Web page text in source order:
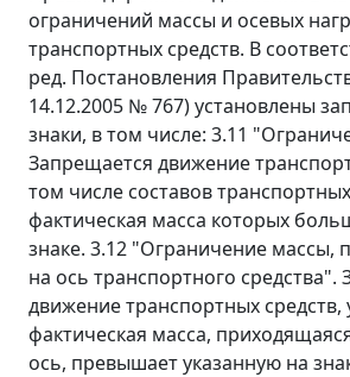
ограничений массы и осевых
транспортных средств. В
ред. Постановления
14.12.2005 № 767) установлены
знаки, в том числе: 3.11
Запрещается движение
том числе составов
фактическая масса которых
знаке. 3.12 "Ограничение массы,
на ось транспортного средства".
движение транспортных средств,
фактическая масса,
ось, превышает указанную на